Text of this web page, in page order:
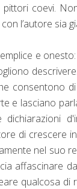
coevi.
l’autore sia
e
consentono
e lasciano
di crescere
nel suo
affascinare
qualcosa di